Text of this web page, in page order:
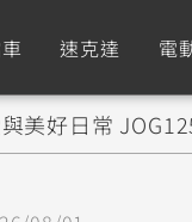
速克達 電
美好日常